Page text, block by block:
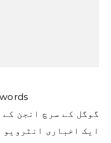
گوگل کے سرچ انجن
ایک اخباری